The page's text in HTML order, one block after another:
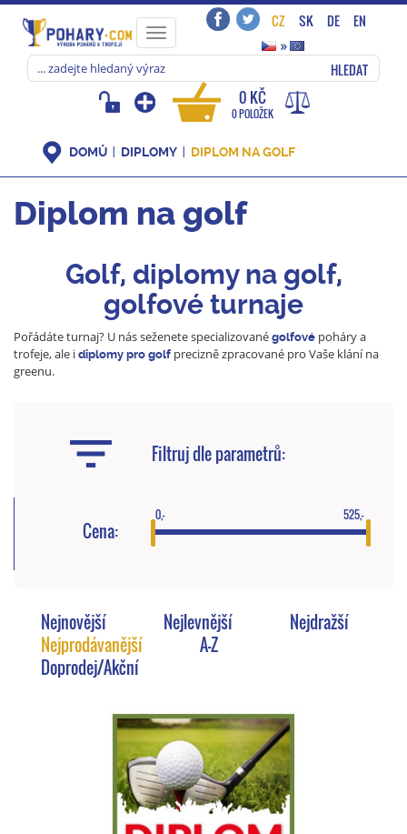
Toggle
navigation
CZ SK DE
EN
»
HLEDAT
0 KČ
0 POLOŽEK
DOMŮ DIPLOMY DIPLOM NA GOLF
Diplom na golf
Golf, diplomy na golf,
golfové turnaje
Pořádáte turnaj? U nás seženete specializované golfové poháry a
trofeje, ale i diplomy pro golf precizně zpracované pro Vaše klání na
greenu.
Filtruj dle parametrů:
Cena:
0,- 525,-
Nejnovější Nejlevnější
Nejdražší
Nejprodávanější
A-Z
Doprodej/Akční